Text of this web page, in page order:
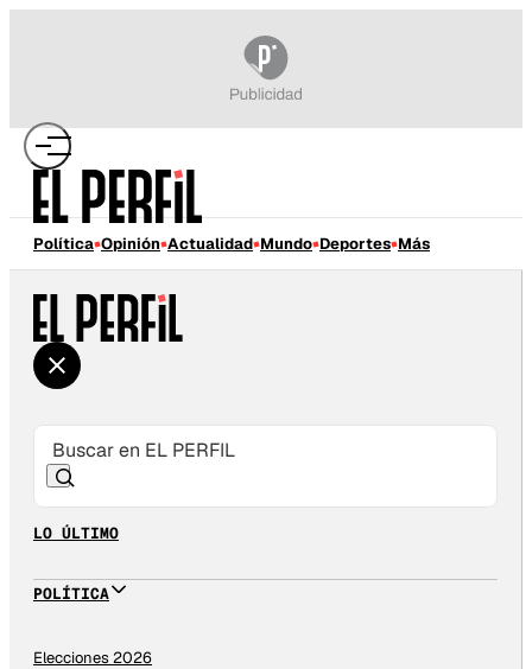
Política Opinión Actualidad Mundo Deportes Más
LO ÚLTIMO
POLÍTICA
Elecciones 2026